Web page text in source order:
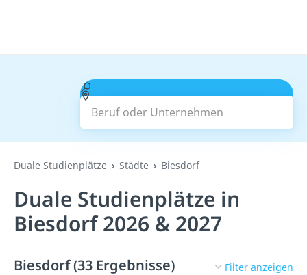
Beruf oder Unternehmen
Suchen
Duale Studienplätze Städte Biesdorf
Duale Studienplätze in
Biesdorf 2026 & 2027
Biesdorf (33 Ergebnisse) Filter anzeigen